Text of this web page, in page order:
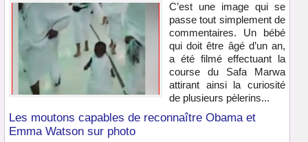
C’est une image qui se
passe tout simplement de
commentaires. Un bébé
qui doit être âgé d’un an,
a été filmé effectuant la
course du Safa Marwa
attirant ainsi la curiosité
de plusieurs pèlerins...
Les moutons capables de reconnaître Obama et
Emma Watson sur photo